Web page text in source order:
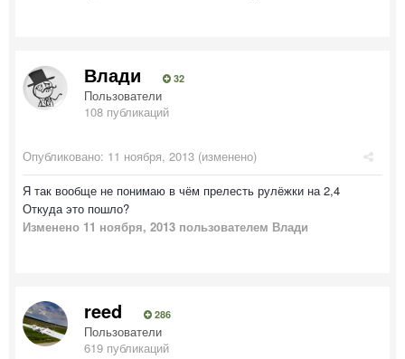
Влади 32
Пользователи
108 публикаций
Опубликовано: 11 ноября, 2013 (изменено)
Я так вообще не понимаю в чём прелесть рулёжки на 2,4
Откуда это пошло?
Изменено 11 ноября, 2013 пользователем Влади
reed 286
Пользователи
619 публикаций